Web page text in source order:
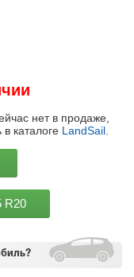
нет в продаже,
каталоге LandSail
R20